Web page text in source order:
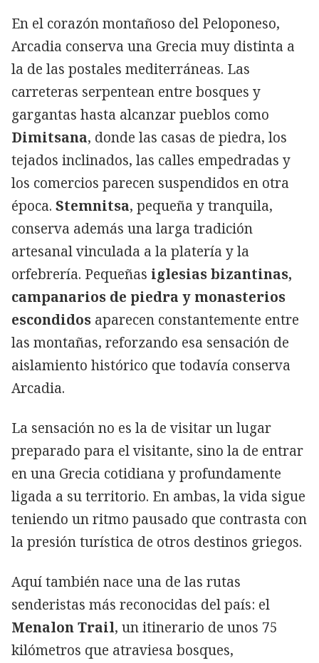
En el corazón montañoso del Peloponeso,
Arcadia conserva una Grecia muy distinta a
la de las postales mediterráneas. Las
carreteras serpentean entre bosques y
gargantas hasta alcanzar pueblos como
Dimitsana, donde las casas de piedra, los
tejados inclinados, las calles empedradas y
los comercios parecen suspendidos en otra
época. Stemnitsa, pequeña y tranquila,
conserva además una larga tradición
artesanal vinculada a la platería y la
orfebrería. Pequeñas iglesias bizantinas,
campanarios de piedra y monasterios
escondidos aparecen constantemente entre
las montañas, reforzando esa sensación de
aislamiento histórico que todavía conserva
Arcadia.
La sensación no es la de visitar un lugar
preparado para el visitante, sino la de entrar
en una Grecia cotidiana y profundamente
ligada a su territorio. En ambas, la vida sigue
teniendo un ritmo pausado que contrasta con
la presión turística de otros destinos griegos.
Aquí también nace una de las rutas
senderistas más reconocidas del país: el
Menalon Trail, un itinerario de unos 75
kilómetros que atraviesa bosques,